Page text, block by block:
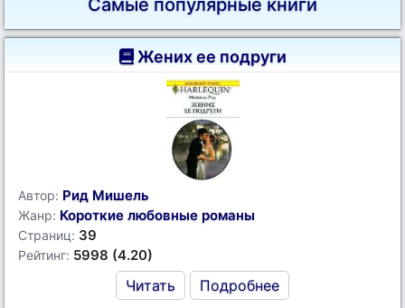
Самые популярные книги
Жених ее подруги
Автор: Рид Мишель
Жанр: Короткие любовные романы
Страниц: 39
Рейтинг: 5998 (4.20)
Читать Подробнее